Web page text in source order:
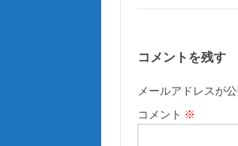
コメントを残す
メールアドレスが
コメント ※